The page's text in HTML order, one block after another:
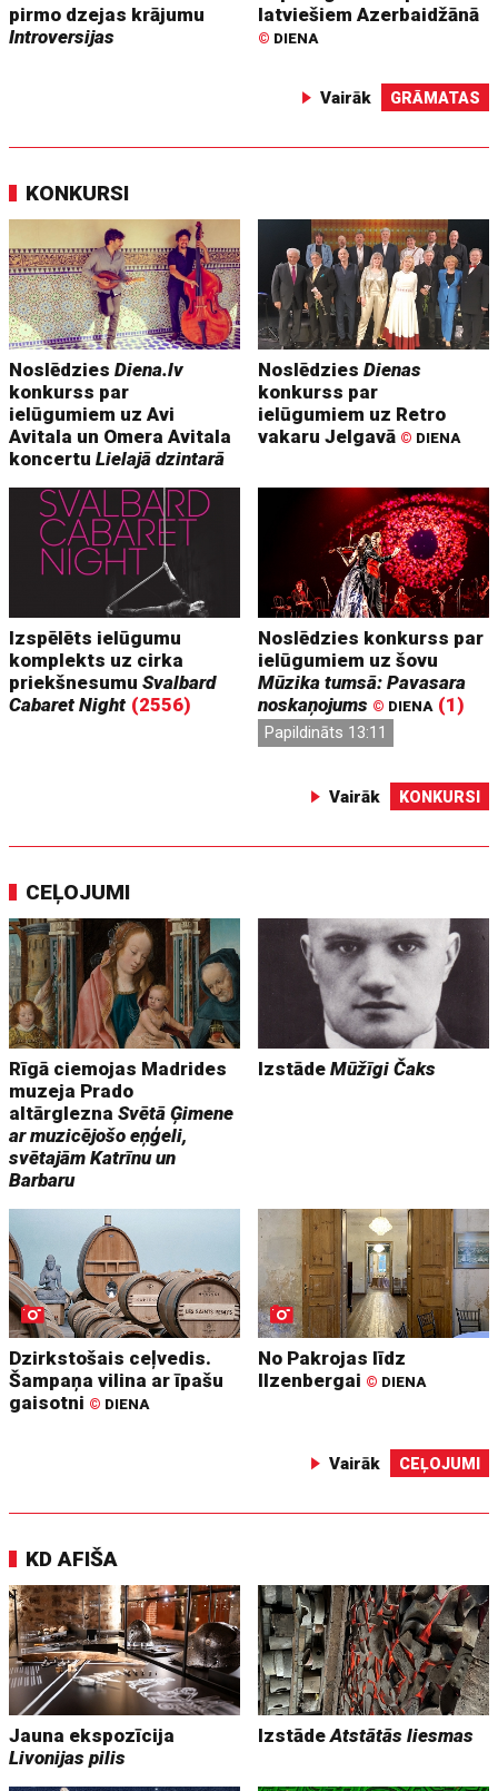
pirmo dzejas krājumu
Introversijas
latviešiem Azerbaidžānā
© DIENA
Vairāk GRĀMATAS
KONKURSI
NoslēdziesDiena.lv
konkurss par
ielūgumiem uz Avi
Avitala un Omera Avitala
koncertuLielajā dzintarā
NoslēdziesDienas
konkurss par
ielūgumiem uz Retro
vakaru Jelgavā © DIENA
Izspēlēts ielūgumu
komplekts uz cirka
priekšnesumuSvalbard
Cabaret Night (2556)
Noslēdzies konkurss par
ielūgumiem uz šovu
Mūzika tumsā: Pavasara
noskaņojums © DIENA (1)
Papildināts 13:11
Vairāk KONKURSI
CEĻOJUMI
Rīgā ciemojas Madrides
muzeja Prado
altārgleznaSvētā Ģimene
ar muzicējošo eņģeli,
svētajām Katrīnu un
Barbaru
IzstādeMūžīgi Čaks
Dzirkstošais ceļvedis.
Šampaņa vilina ar īpašu
gaisotni © DIENA
No Pakrojas līdz
Ilzenbergai © DIENA
Vairāk CEĻOJUMI
KD AFIŠA
Jauna ekspozīcija
Livonijas pilis
IzstādeAtstātās liesmas